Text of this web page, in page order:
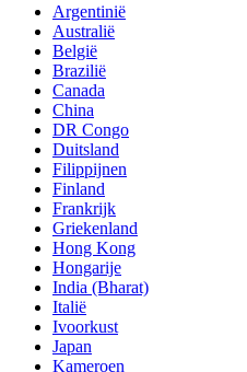
Argentinië
Australië
België
Brazilië
Canada
China
DR Congo
Duitsland
Filippijnen
Finland
Frankrijk
Griekenland
Hong Kong
Hongarije
India (Bharat)
Italië
Ivoorkust
Japan
Kameroen